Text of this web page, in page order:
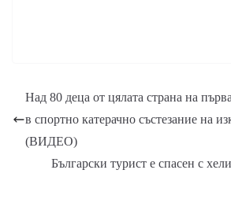
Над 80 деца от цялата страна на
в спортно катерачно състезание на
(ВИДЕО)
Български турист е спасен с